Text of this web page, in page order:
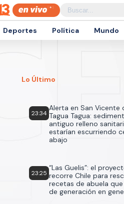
Deportes Política Mundo
Lo Último
23:34
Alerta en San Vicente
Tagua Tagua:
antiguo relleno
estarían escurriendo
abajo
23:25
“Las Guelis”: el
recorre Chile para
recetas de abuela
de generación en